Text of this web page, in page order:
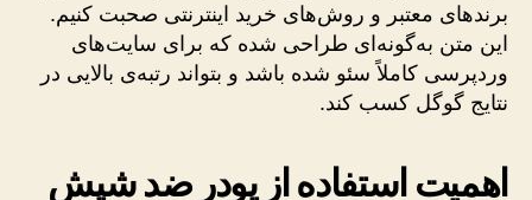
برندهای معتبر و روش‌های خرید اینترنتی صحبت کنیم.
این متن به‌گونه‌ای طراحی شده که برای سایت‌های
وردپرسی کاملاً سئو شده باشد و بتواند رتبه‌ی بالایی در
نتایج گوگل کسب کند.
اهمیت استفاده از پودر ضد شپش